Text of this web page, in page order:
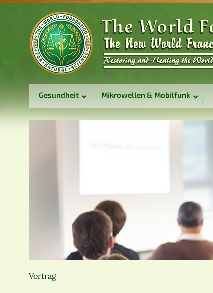
Gesundheit Mikrowellen & Mobilfunk
Vortrag